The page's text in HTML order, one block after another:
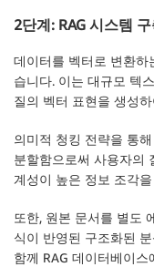
2단계: RAG 시스템
데이터를 벡터로 변환하
습니다. 이는 대규모 텍
질의 벡터 표현을 생성
의미적 청킹 전략을 통
분할함으로써 사용자의
계성이 높은 정보 조각
또한, 원본 문서를 별도
식이 반영된 구조화된
함께 RAG 데이터베이